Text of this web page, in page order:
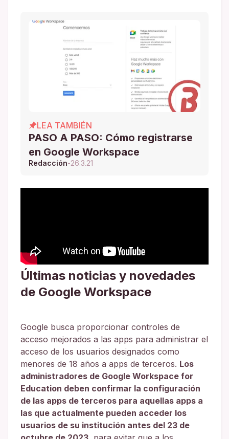
LEA TAMBIÉN
PASO A PASO: Cómo registrarse
en Google Workspace
Redacción-26.3.21
Últimas noticias y novedades
de Google Workspace
Google busca proporcionar controles de
acceso mejorados a las apps para administrar el
acceso de los usuarios designados como
menores de 18 años a apps de terceros. Los
administradores de Google Workspace for
Education deben confirmar la configuración
de las apps de terceros para aquellas apps a
las que actualmente pueden acceder los
usuarios de su institución antes del 23 de